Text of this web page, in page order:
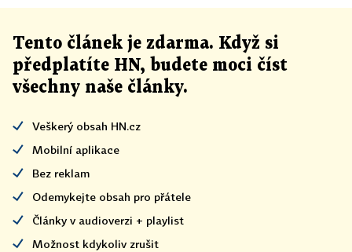
Tento článek je zdarma. Když si
předplatíte HN, budete moci číst
všechny naše články.
Veškerý obsah HN.cz
Mobilní aplikace
Bez reklam
Odemykejte obsah pro přátele
Články v audioverzi + playlist
Možnost kdykoliv zrušit